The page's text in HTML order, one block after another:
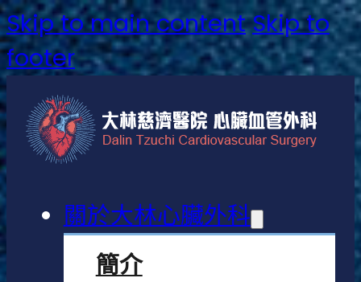
Skip to main content Skip to
footer
關於大林心臟外科
簡介